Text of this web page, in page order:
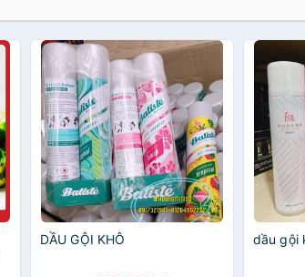
DẦU GỘI KHÔ dầu gội